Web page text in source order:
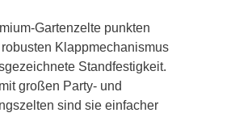
Gartenzelte punkten
Klappmechanismus
Standfestigkeit.
großen Party- und
sind sie einfacher